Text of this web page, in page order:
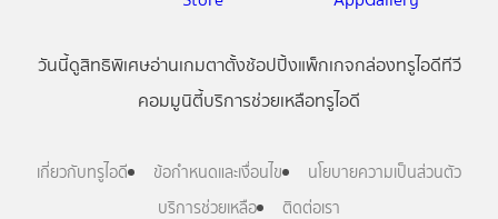
วันนี้ดูสิทธิพิเศษอ่านเกมตาตั้งช้อปปิ้งแพ็กเกจกล่องทรูไอดีทีวี
คอมมูนิตี้บริการช่วยเหลือทรูไอดี
เกี่ยวกับทรูไอดี ข้อกำหนดและเงื่อนไข
นโยบายความเป็นส่วนตัว
บริการช่วยเหลือ
ติดต่อเรา